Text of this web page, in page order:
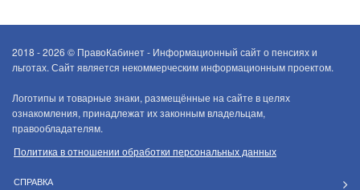
2018 - 2026 © ПравоКабинет - Информационный сайт о пенсиях и
льготах. Сайт является некоммерческим информационным проектом.
Логотипы и товарные знаки, размещённые на сайте в целях
ознакомления, принадлежат их законным владельцам,
правообладателям.
Политика в отношении обработки персональных данных
СПРАВКА